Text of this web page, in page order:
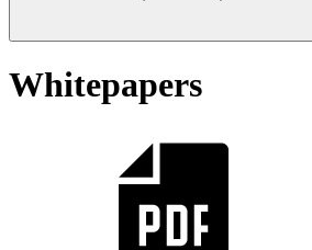
Whitepapers